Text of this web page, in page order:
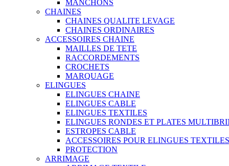
MANCHONS
CHAINES
CHAINES QUALITE LEVAGE
CHAINES ORDINAIRES
ACCESSOIRES CHAINE
MAILLES DE TETE
RACCORDEMENTS
CROCHETS
MARQUAGE
ELINGUES
ELINGUES CHAINE
ELINGUES CABLE
ELINGUES TEXTILES
ELINGUES RONDES ET PLATES
ESTROPES CABLE
ACCESSOIRES POUR ELINGUES TEXTILES
PROTECTION
ARRIMAGE